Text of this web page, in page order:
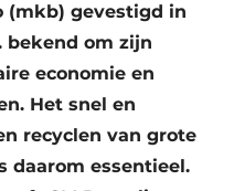
(mkb) gevestigd in
bekend om zijn
economie en
Het snel en
recyclen van grote
daarom essentieel.